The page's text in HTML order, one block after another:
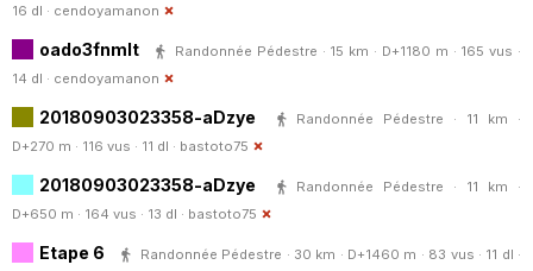
16 dl · cendoyamanon
oado3fnmIt
Randonnée Pédestre · 15 km · D+1180 m · 165 vus ·
14 dl · cendoyamanon
20180903023358-aDzye
Randonnée Pédestre · 11 km ·
D+270 m · 116 vus · 11 dl · bastoto75
20180903023358-aDzye
Randonnée Pédestre · 11 km ·
D+650 m · 164 vus · 13 dl · bastoto75
Etape 6
Randonnée Pédestre · 30 km · D+1460 m · 83 vus · 11 dl ·